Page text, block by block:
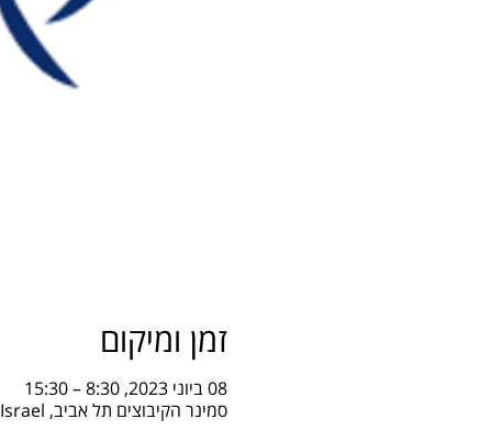
זמן ומיקום
08 ביוני 2023, 8:30 – 15:30
סמינר הקיבוצים תל אביב, Mordechai Namir Rd 149, Tel Aviv-Yafo, Israel